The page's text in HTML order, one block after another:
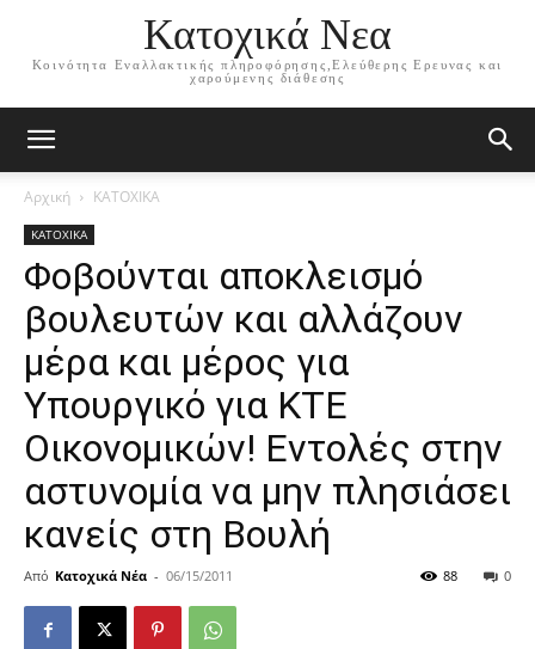
Κατοχικά Νεα
Κοινότητα Εναλλακτικής πληροφόρησης,Ελεύθερης Ερευνας και
χαρούμενης διάθεσης
Αρχική ΚΑΤΟΧΙΚΑ
ΚΑΤΟΧΙΚΑ
Φοβούνται αποκλεισμό
βουλευτών και αλλάζουν
μέρα και μέρος για
Υπουργικό για ΚΤΕ
Οικονομικών! Εντολές στην
αστυνομία να μην πλησιάσει
κανείς στη Βουλή
Από Κατοχικά Νέα - 06/15/2011 0
88